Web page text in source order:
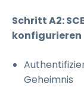
Schritt A2:
konfigurieren
Geheimnis